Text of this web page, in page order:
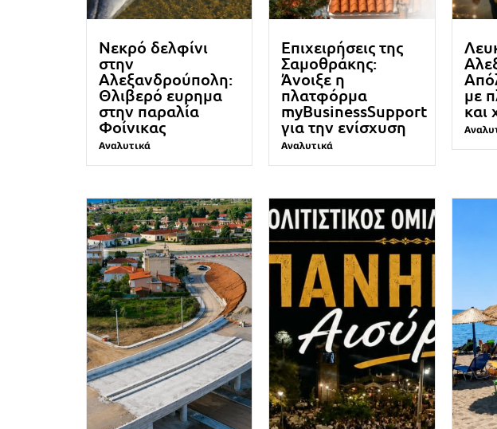
Νεκρό δελφίνι
στην
Αλεξανδρούπολη:
Θλιβερό ευρημα
στην παραλία
Φοίνικας
Αναλυτικά
Επιχειρήσεις της
Σαμοθράκης:
Άνοιξε η
πλατφόρμα
myBusinessSupport
για την ενίσχυση
Αναλυτικά
με
και